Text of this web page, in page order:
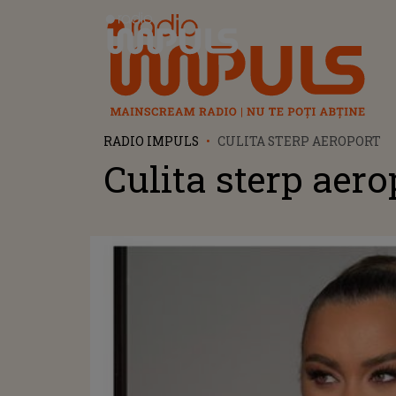
Radio Impuls
RADIO IMPULS CULITA STERP AEROPORT
Culita sterp